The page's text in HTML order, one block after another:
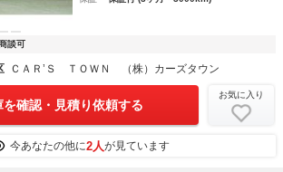
談可
ＣＡＲ’Ｓ ＴＯＷＮ （株）カーズタウン
を確認・見積り依頼する
お気に入り
今あなたの他に2人が見ています